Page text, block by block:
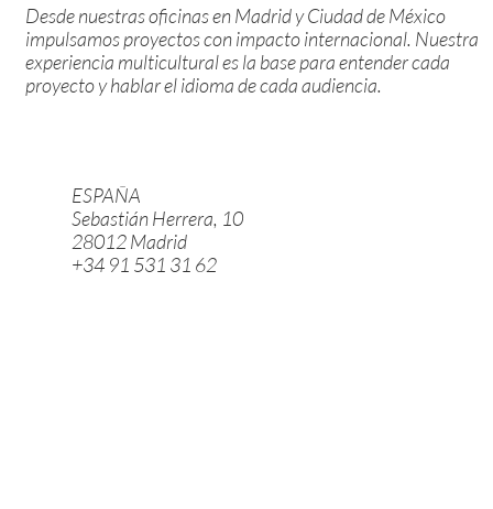
Desde nuestras oficinas en Madrid y Ciudad de México
impulsamos proyectos con impacto internacional. Nuestra
experiencia multicultural es la base para entender cada
proyecto y hablar el idioma de cada audiencia.
ESPAÑA
Sebastián Herrera, 10
28012 Madrid
+34 91 531 31 62